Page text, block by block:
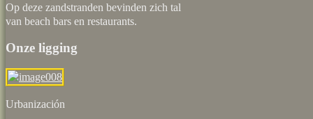
Op deze zandstranden bevinden zich tal
van beach bars en restaurants.
Onze ligging